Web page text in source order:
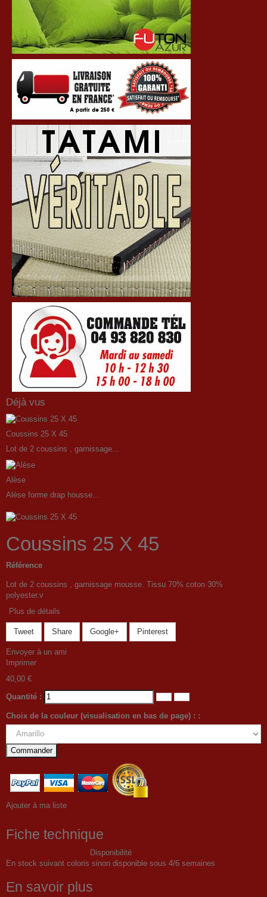
Déjà vus
Coussins 25 X 45
Lot de 2 coussins , garnissage...
Alèse
Alèse forme drap housse...
Coussins 25 X 45
Référence
Lot de 2 coussins , garnissage mousse. Tissu 70% coton 30%
polyester.v
Plus de détails
Tweet Share Google+ Pinterest
Envoyer à un ami
Imprimer
40,00 €
Quantité :
Choix de la couleur (visualisation en bas de page) : :
Commander
Ajouter à ma liste
Fiche technique
Disponibilité
En stock suivant coloris sinon disponible sous 4/6 semaines
En savoir plus